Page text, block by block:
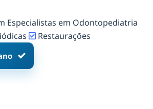
Especialistas em Odontopediatria
Restaurações